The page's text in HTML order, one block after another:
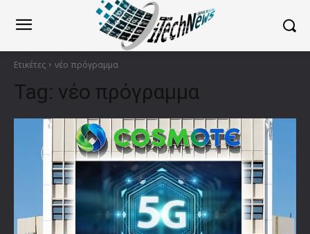
Ετικέτες νέο πρόγραμμα
Tag: νέο πρόγραμμα